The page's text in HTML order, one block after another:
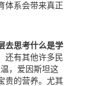
体系会带来真正
去思考什么是学
还有其他许多民
，爱因斯坦这
贵的营养。尤其